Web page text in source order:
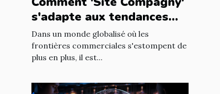
s'adapte aux tendances
internationales du marché
en ligne
Dans un monde globalisé où les
frontières commerciales s'estompent de
plus en plus, il est...